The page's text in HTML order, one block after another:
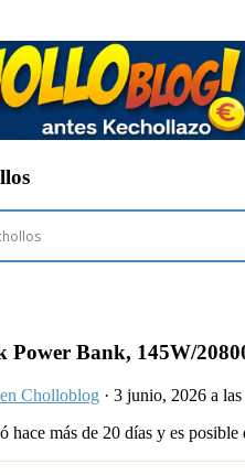
Power Bank, 145W/
Cholloblog · 3 junio, 2026 a
hace más de 20 días y es